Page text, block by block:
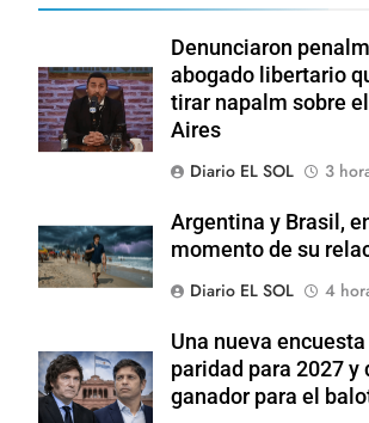
Denunciaron
abogado libertario
tirar napalm sobre
Aires
Diario EL SOL
3
Argentina y Brasil,
momento de su
Diario EL SOL
4
Una nueva
paridad para 2027 y
ganador para el